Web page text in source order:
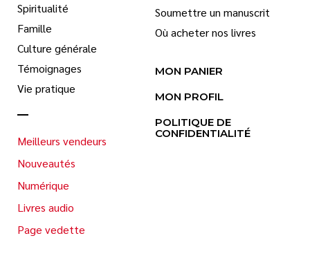
Spiritualité
Famille
Culture générale
Témoignages
Vie pratique
Meilleurs vendeurs
Nouveautés
Numérique
Livres audio
Page vedette
Soumettre un manuscrit
Où acheter nos livres
MON PANIER
MON PROFIL
POLITIQUE DE
CONFIDENTIALITÉ